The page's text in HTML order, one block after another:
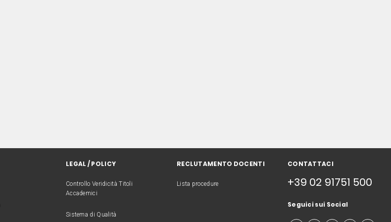
LEGAL / POLICY
Controllo Veridicità Titoli
Accademici
Sistema di Qualità
RECLUTAMENTO DOCENTI
Lista procedure
CONTATTACI
+39 02 91751 500
Seguici sui Social